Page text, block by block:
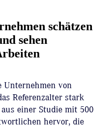
schätzen
sehen
von
Referenzalter stark
einer Studie mit 500
hervor, die